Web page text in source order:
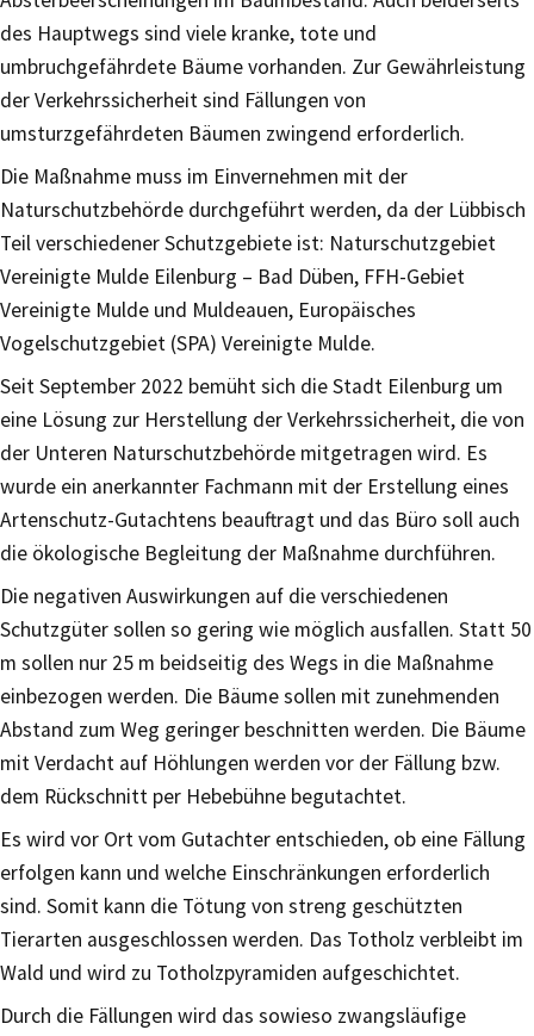
des Hauptwegs sind viele kranke, tote und
umbruchgefährdete Bäume vorhanden. Zur Gewährleistung
der Verkehrssicherheit sind Fällungen von
umsturzgefährdeten Bäumen zwingend erforderlich.
Die Maßnahme muss im Einvernehmen mit der
Naturschutzbehörde durchgeführt werden, da der Lübbisch
Teil verschiedener Schutzgebiete ist: Naturschutzgebiet
Vereinigte Mulde Eilenburg – Bad Düben, FFH-Gebiet
Vereinigte Mulde und Muldeauen, Europäisches
Vogelschutzgebiet (SPA) Vereinigte Mulde.
Seit September 2022 bemüht sich die Stadt Eilenburg um
eine Lösung zur Herstellung der Verkehrssicherheit, die von
der Unteren Naturschutzbehörde mitgetragen wird. Es
wurde ein anerkannter Fachmann mit der Erstellung eines
Artenschutz-Gutachtens beauftragt und das Büro soll auch
die ökologische Begleitung der Maßnahme durchführen.
Die negativen Auswirkungen auf die verschiedenen
Schutzgüter sollen so gering wie möglich ausfallen. Statt 50
m sollen nur 25 m beidseitig des Wegs in die Maßnahme
einbezogen werden. Die Bäume sollen mit zunehmenden
Abstand zum Weg geringer beschnitten werden. Die Bäume
mit Verdacht auf Höhlungen werden vor der Fällung bzw.
dem Rückschnitt per Hebebühne begutachtet.
Es wird vor Ort vom Gutachter entschieden, ob eine Fällung
erfolgen kann und welche Einschränkungen erforderlich
sind. Somit kann die Tötung von streng geschützten
Tierarten ausgeschlossen werden. Das Totholz verbleibt im
Wald und wird zu Totholzpyramiden aufgeschichtet.
Durch die Fällungen wird das sowieso zwangsläufige